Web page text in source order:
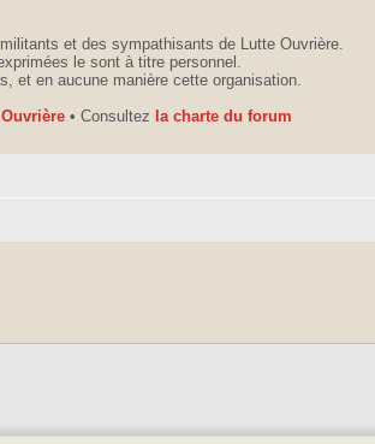
et des sympathisants de Lutte Ouvrière.
le sont à titre personnel.
et en aucune manière cette organisation.
• Consultez la charte du forum